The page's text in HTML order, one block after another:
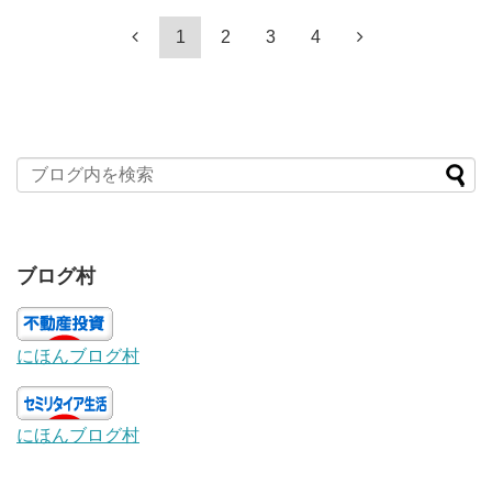
1 2 3 4
ブログ村
にほんブログ村
にほんブログ村